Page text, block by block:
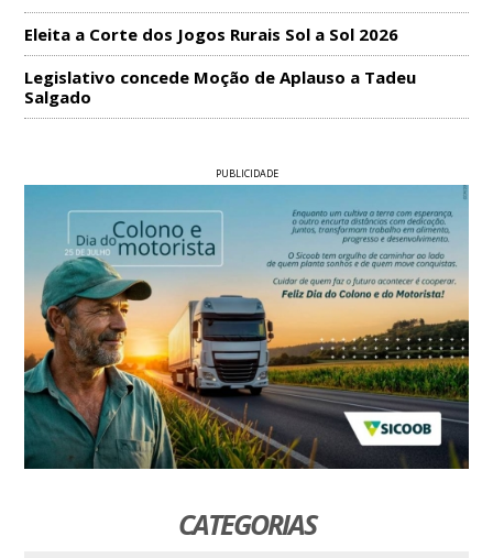
Eleita a Corte dos Jogos Rurais Sol a Sol 2026
Legislativo concede Moção de Aplauso a Tadeu
Salgado
PUBLICIDADE
CATEGORIAS